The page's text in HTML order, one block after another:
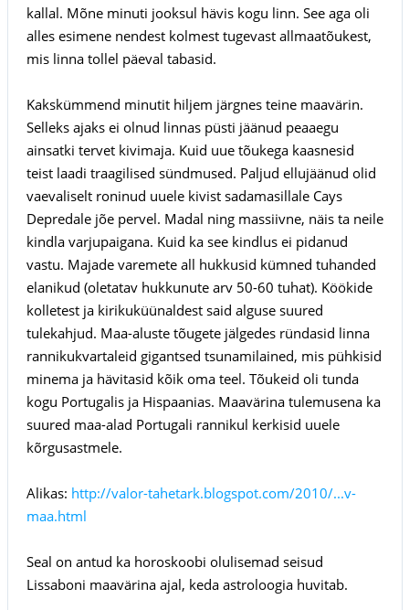
kallal. Mõne minuti jooksul hävis kogu linn. See aga oli
alles esimene nendest kolmest tugevast allmaatõukest,
mis linna tollel päeval tabasid.
Kakskümmend minutit hiljem järgnes teine maavärin.
Selleks ajaks ei olnud linnas püsti jäänud peaaegu
ainsatki tervet kivimaja. Kuid uue tõukega kaasnesid
teist laadi traagilised sündmused. Paljud ellujäänud olid
vaevaliselt roninud uuele kivist sadamasillale Cays
Depredale jõe pervel. Madal ning massiivne, näis ta neile
kindla varjupaigana. Kuid ka see kindlus ei pidanud
vastu. Majade varemete all hukkusid kümned tuhanded
elanikud (oletatav hukkunute arv 50-60 tuhat). Köökide
kolletest ja kirikuküünaldest said alguse suured
tulekahjud. Maa-aluste tõugete jälgedes ründasid linna
rannikukvartaleid gigantsed tsunamilained, mis pühkisid
minema ja hävitasid kõik oma teel. Tõukeid oli tunda
kogu Portugalis ja Hispaanias. Maavärina tulemusena ka
suured maa-alad Portugali rannikul kerkisid uuele
kõrgusastmele.
Alikas: http://valor-tahetark.blogspot.com/2010/...v-
maa.html
Seal on antud ka horoskoobi olulisemad seisud
Lissaboni maavärina ajal, keda astroloogia huvitab.